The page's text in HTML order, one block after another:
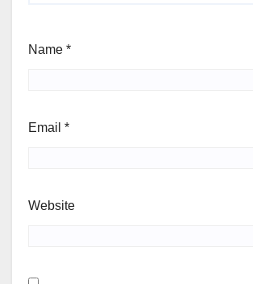
Name *
Email *
Website